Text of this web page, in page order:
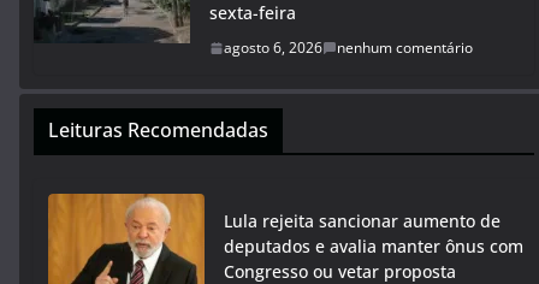
sexta-feira
agosto 6, 2026 nenhum comentário
Leituras Recomendadas
Lula rejeita sancionar aumento de
deputados e avalia manter ônus com
Congresso ou vetar proposta